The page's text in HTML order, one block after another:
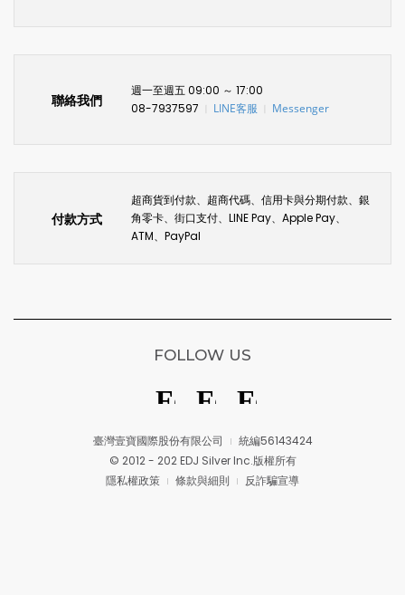
聯絡我們
週一至週五 09:00 ～ 17:00
08-7937597
LINE客服 Messenger
付款方式
超商貨到付款、超商代碼、信用卡與分期付款、銀
角零卡、街口支付、LINE Pay、Apple Pay、
ATM、PayPal
臺灣壹寶國際股份有限公司
統編56143424
© 2012 - 202 EDJ Silver Inc.版權所有
隱私權政策
條款與細則 反詐騙宣導
FOLLOW US